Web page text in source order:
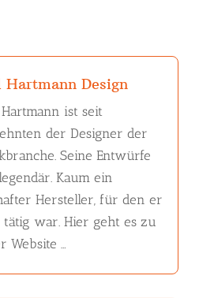
Hartmann Design
ist seit
der Designer der
Seine Entwürfe
Kaum ein
Hersteller, für den er
tätig war. Hier geht es zu
Website …